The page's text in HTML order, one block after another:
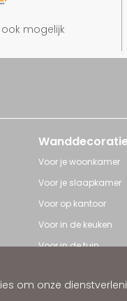
om onze
mogelijk
Wanddecoratie
Voor je woonkamer
Voor je slaapkamer
Voor op kantoor
Voor in de keuken
Voor in de tuin
Zakelijke